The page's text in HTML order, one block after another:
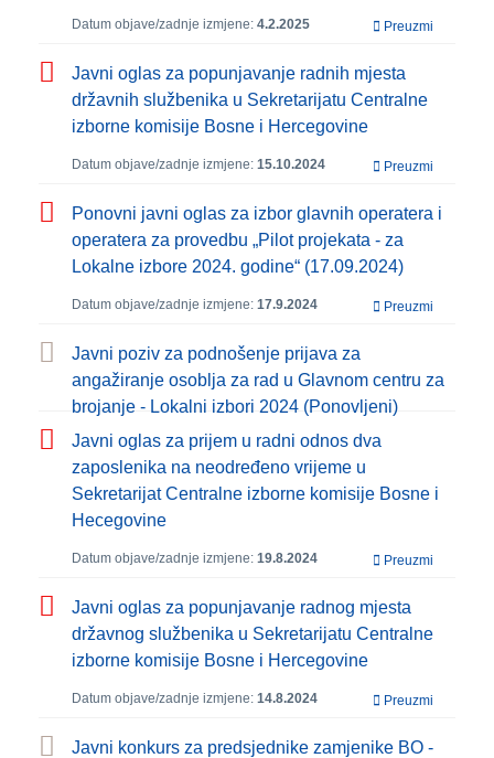
Datum objave/zadnje izmjene: 4.2.2025 Preuzmi
Javni oglas za popunjavanje radnih mjesta
državnih službenika u Sekretarijatu Centralne
izborne komisije Bosne i Hercegovine
Datum objave/zadnje izmjene: 15.10.2024 Preuzmi
Ponovni javni oglas za izbor glavnih operatera i
operatera za provedbu „Pilot projekata - za
Lokalne izbore 2024. godine“ (17.09.2024)
Datum objave/zadnje izmjene: 17.9.2024 Preuzmi
Javni poziv za podnošenje prijava za
angažiranje osoblja za rad u Glavnom centru za
brojanje - Lokalni izbori 2024 (Ponovljeni)
Javni oglas za prijem u radni odnos dva
zaposlenika na neodređeno vrijeme u
Sekretarijat Centralne izborne komisije Bosne i
Hecegovine
Datum objave/zadnje izmjene: 19.8.2024 Preuzmi
Javni oglas za popunjavanje radnog mjesta
državnog službenika u Sekretarijatu Centralne
izborne komisije Bosne i Hercegovine
Datum objave/zadnje izmjene: 14.8.2024 Preuzmi
Javni konkurs za predsjednike zamjenike BO -